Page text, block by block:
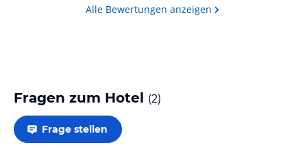
Alle Bewertungen anzeigen
Fragen zum Hotel (2)
Frage stellen